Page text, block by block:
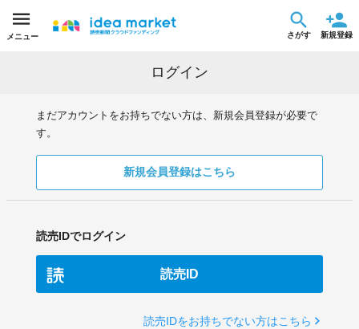
メニュー さがす 新規登録
ログイン
まだアカウントをお持ちでない方は、新規会員登録が必要で
す。
新規会員登録はこちら
読売IDでログイン
読売ID
読売IDをお持ちでない方はこちら